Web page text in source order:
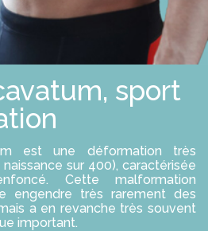
sport
est une déformation très
sur 400), caractérisée
Cette malformation
engendre très rarement des
a en revanche très souvent
important.